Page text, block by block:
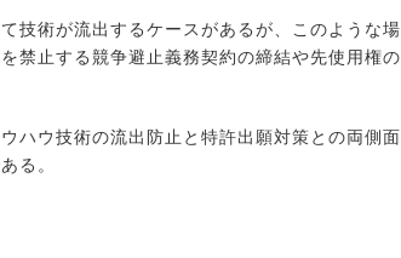
技術が流出するケースがあるが、このような場
禁止する競争避止義務契約の締結や先使用権の
ハウ技術の流出防止と特許出願対策との両側面
る。